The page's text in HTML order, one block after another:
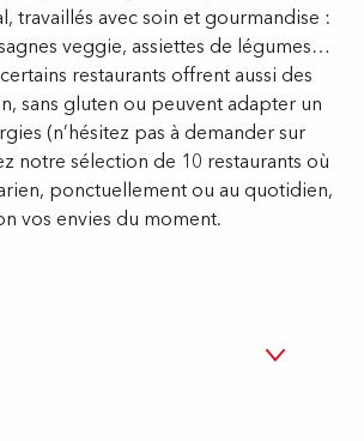
travaillés avec soin et gourmandise :
veggie, assiettes de légumes…
restaurants offrent aussi des
sans gluten ou peuvent adapter un
(n’hésitez pas à demander sur
notre sélection de 10 restaurants où
ponctuellement ou au quotidien,
vos envies du moment.